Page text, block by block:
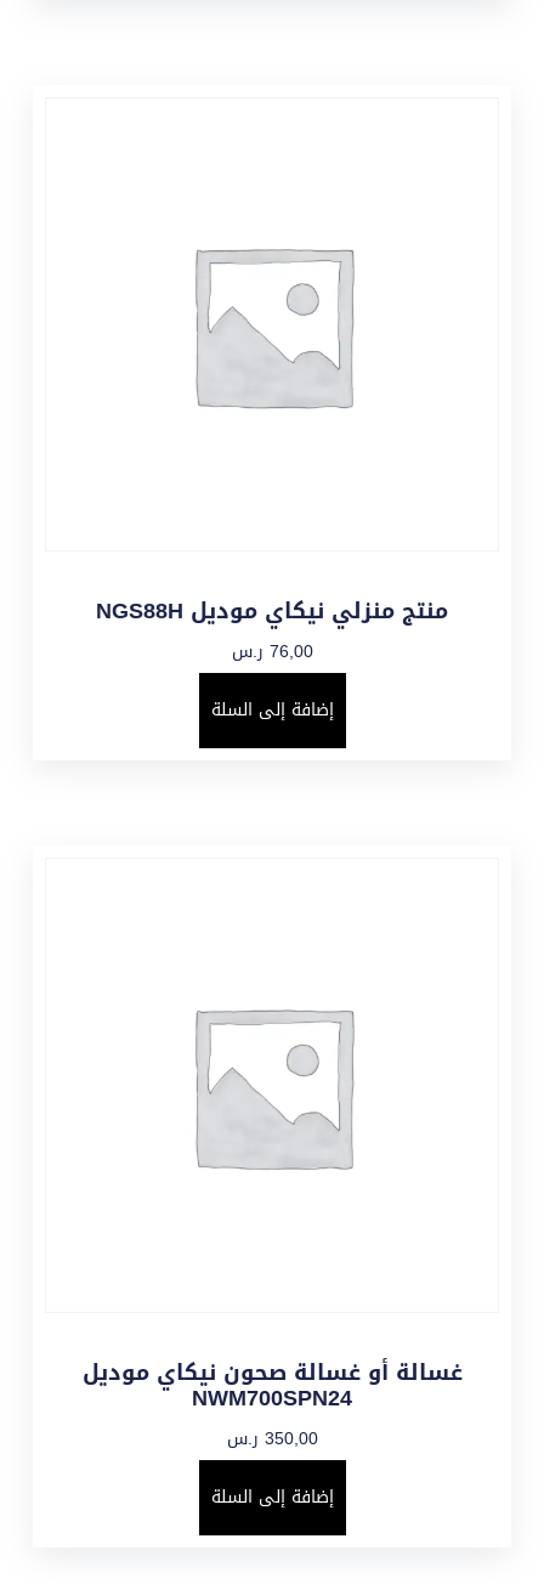
منتج منزلي نيكاي موديل NGS88H
76,00 ر.س
إضافة إلى السلة
غسالة أو غسالة صحون نيكاي موديل
NWM700SPN24
350,00 ر.س
إضافة إلى السلة